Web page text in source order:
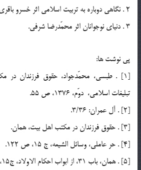
2 . نگاهي دوباره به تربيت اسلامي اثر خسرو باقري.
3 . دنياي نوجوانان اثر محمّدرضا شرفي.
پي نوشت ها:
[1] . طبسي، محمّدجواد، حقوق فرزندان در
تبليغات اسلامي، دوّم، 1376، ص 55.
[2] . آل عمران: 3/36.
[3] . حقوق فرزندان در مكتب اهل بيت، همان.
[4] . حر عاملي، وسائل الشيعه، ج 15‌، ص 122.
[5] . همان، باب 31، از ابواب احكام الاولاد، ج15، ص133، ح1.